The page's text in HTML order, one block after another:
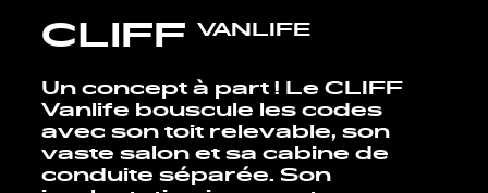
Sunlight
Nos concessionnaires
Découvrir
CLIFF VANLIFE
Un concept à part ! Le CLIFF
Vanlife bouscule les codes
avec son toit relevable, son
vaste salon et sa cabine de
conduite séparée. Son